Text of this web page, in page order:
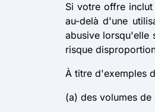
Si votre offre
au-delà d'une
abusive lorsqu'elle
risque
À titre d'exemples
(a) des volumes